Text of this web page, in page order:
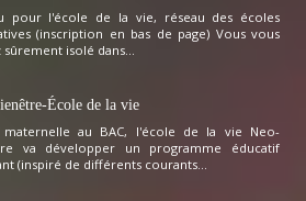
pour l'école de la vie, réseau des écoles
(inscription en bas de page) Vous vous
sûrement isolé dans...
École de la vie
au BAC, l'école de la vie Neo-
va développer un programme éducatif
(inspiré de différents courants...